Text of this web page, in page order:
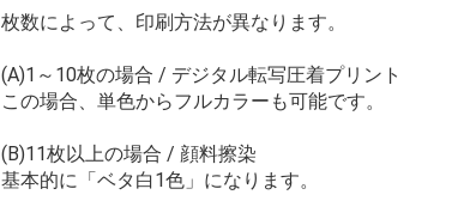
枚数によって、印刷方法が異なります。
(A)1～10枚の場合 / デジタル転写圧着プリント
この場合、単色からフルカラーも可能です。
(B)11枚以上の場合 / 顔料擦染
基本的に「ベタ白1色」になります。